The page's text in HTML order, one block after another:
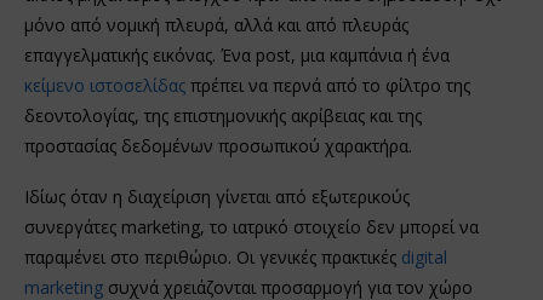
μόνο από νομική πλευρά, αλλά και από πλευράς
επαγγελματικής εικόνας. Ένα post, μια καμπάνια ή ένα
κείμενο ιστοσελίδας πρέπει να περνά από το φίλτρο της
δεοντολογίας, της επιστημονικής ακρίβειας και της
προστασίας δεδομένων προσωπικού χαρακτήρα.
Ιδίως όταν η διαχείριση γίνεται από εξωτερικούς
συνεργάτες marketing, το ιατρικό στοιχείο δεν μπορεί να
παραμένει στο περιθώριο. Οι γενικές πρακτικές digital
marketing συχνά χρειάζονται προσαρμογή για τον χώρο